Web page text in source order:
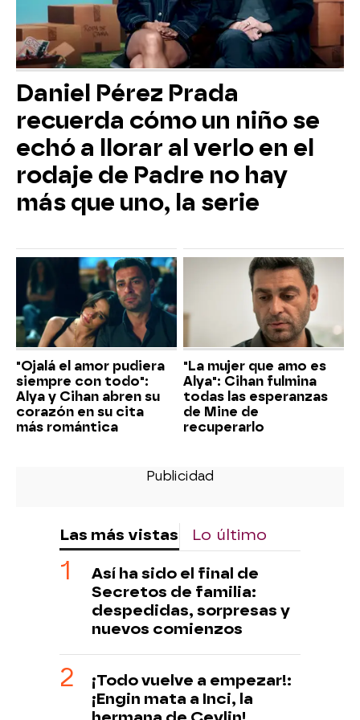
Daniel Pérez Prada
recuerda cómo un niño se
echó a llorar al verlo en el
rodaje de Padre no hay
más que uno, la serie
"Ojalá el amor pudiera
siempre con todo":
Alya y Cihan abren su
corazón en su cita
más romántica
"La mujer que amo es
Alya": Cihan fulmina
todas las esperanzas
de Mine de
recuperarlo
Las más vistas Lo último
Así ha sido el final de
Secretos de familia:
despedidas, sorpresas y
nuevos comienzos
¡Todo vuelve a empezar!:
¡Engin mata a Inci, la